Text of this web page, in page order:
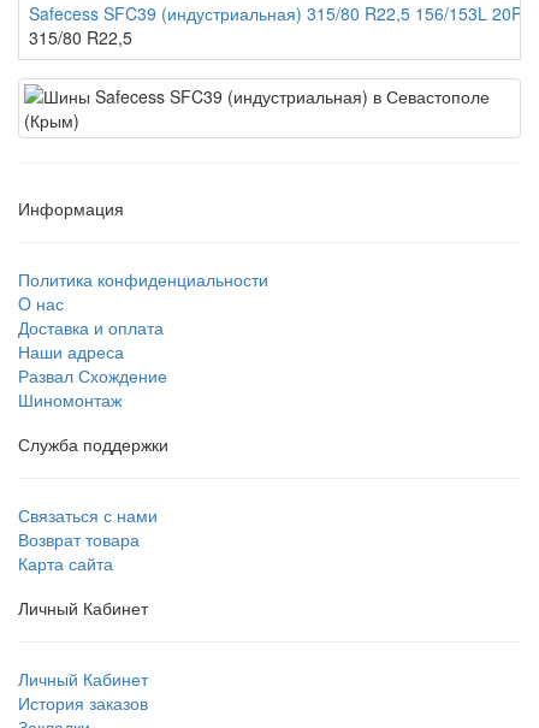
Safecess SFC39 (индустриальная) 315/80 R22,5 156/153L 20PR
315/80 R22,5
Информация
Политика конфиденциальности
O нас
Доставка и оплата
Наши адреса
Развал Схождение
Шиномонтаж
Служба поддержки
Связаться с нами
Возврат товара
Карта сайта
Личный Кабинет
Личный Кабинет
История заказов